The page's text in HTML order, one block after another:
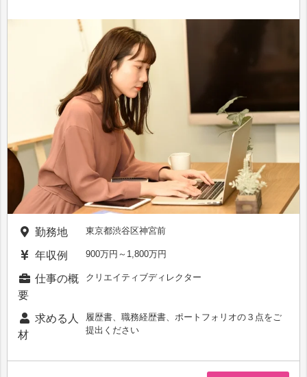
勤務地 東京都渋谷区神宮前
年収例 900万円～1,800万円
仕事の概
要
クリエイティブディレクター
求める人
材
履歴書、職務経歴書、ポートフォリオの３点をご
提出ください